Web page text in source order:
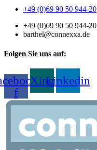
+49 (0)69 90 50 944-20
+49 (0)69 90 50 944-20
barthel@connexxa.de
Folgen Sie uns auf:
f
XingLinkedin